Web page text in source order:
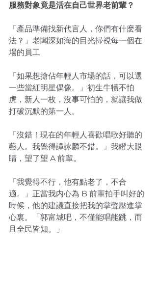
服務對象竟是活在自己世界老前輩？
「產品準備找新代言人，你們有什麽看
法？」老闆深如海的目光掃視每一個在
場的員工
「如果想搶佔年輕人市場的話，可以選
一些當紅明星偶像。」初生牛犢不怕
虎，新人一枚，沒事可怕的，就讓我做
打破沉默的第一人。
「沒錯！現在的年輕人喜歡唱歌好聽的
藝人。我覺得譚詠麟不錯。」我瞪大眼
睛，望了望 A 前輩。
「我覺得不行，他有點老了，不合
適。」正當我内心為 B 前輩拍手叫好的
時候，他的建議直接把我的掌聲壓進掌
心裏。「郭富城吧，不僅能唱能跳，而
且全民皆知。」